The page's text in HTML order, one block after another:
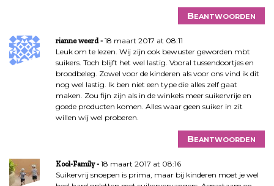
Beantwoorden
rianne weerd
18 maart 2017 at 08:11
Leuk om te lezen. Wij zijn ook bewuster geworden mbt
suikers. Toch blijft het wel lastig. Vooral tussendoortjes en
broodbeleg. Zowel voor de kinderen als voor ons vind ik dit
nog wel lastig. Ik ben niet een type die alles zelf gaat
maken. Zou fijn zijn als in de winkels meer suikervrije en
goede producten komen. Alles waar geen suiker in zit
willen wij wel proberen.
Beantwoorden
Kool-Family
18 maart 2017 at 08:16
Suikervrij snoepen is prima, maar bij kinderen moet je wel